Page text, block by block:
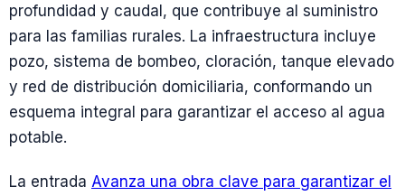
profundidad y caudal, que contribuye al suministro
para las familias rurales. La infraestructura incluye
pozo, sistema de bombeo, cloración, tanque elevado
y red de distribución domiciliaria, conformando un
esquema integral para garantizar el acceso al agua
potable.
La entrada Avanza una obra clave para garantizar el